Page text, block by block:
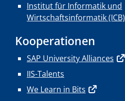
Institut für Informatik und
Wirtschaftsinformatik (ICB)
Kooperationen
SAP University Alliances
IIS-Talents
We Learn in Bits